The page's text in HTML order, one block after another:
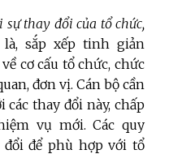
thay đổi của tổ chức,
sắp xếp tinh giản
cơ cấu tổ chức, chức
đơn vị. Cán bộ cần
thay đổi này, chấp
vụ mới. Các quy
để phù hợp với tổ